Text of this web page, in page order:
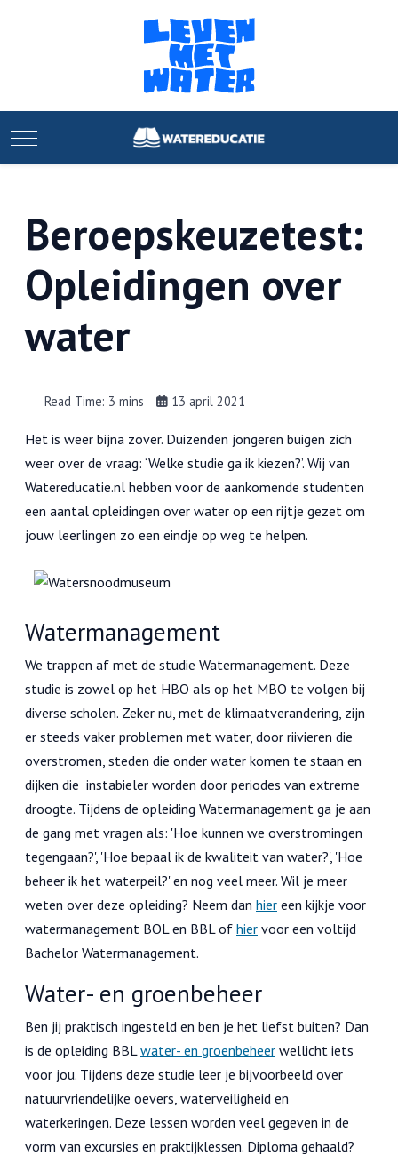
Mobile Menu Toggle
Beroepskeuzetest:
Opleidingen over
water
Read Time: 3 mins 13 april 2021
Het is weer bijna zover. Duizenden jongeren buigen zich
weer over de vraag: ‘Welke studie ga ik kiezen?’. Wij van
Watereducatie.nl hebben voor de aankomende studenten
een aantal opleidingen over water op een rijtje gezet om
jouw leerlingen zo een eindje op weg te helpen.
Watermanagement
We trappen af met de studie Watermanagement. Deze
studie is zowel op het HBO als op het MBO te volgen bij
diverse scholen. Zeker nu, met de klimaatverandering, zijn
er steeds vaker problemen met water, door riivieren die
overstromen, steden die onder water komen te staan en
dijken die instabieler worden door periodes van extreme
droogte. Tijdens de opleiding Watermanagement ga je aan
de gang met vragen als: 'Hoe kunnen we overstromingen
tegengaan?', 'Hoe bepaal ik de kwaliteit van water?', 'Hoe
beheer ik het waterpeil?' en nog veel meer. Wil je meer
weten over deze opleiding? Neem dan hier een kijkje voor
watermanagement BOL en BBL of hier voor een voltijd
Bachelor Watermanagement.
Water- en groenbeheer
Ben jij praktisch ingesteld en ben je het liefst buiten? Dan
is de opleiding BBLwater- en groenbeheer wellicht iets
voor jou. Tijdens deze studie leer je bijvoorbeeld over
natuurvriendelijke oevers, waterveiligheid en
waterkeringen. Deze lessen worden veel gegeven in de
vorm van excursies en praktijklessen. Diploma gehaald?